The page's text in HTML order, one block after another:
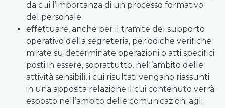
da cui l’importanza di un processo formativo
del personale.
effettuare, anche per il tramite del supporto
operativo della segreteria, periodiche verifiche
mirate su determinate operazioni o atti specifici
posti in essere, soprattutto, nell’ambito delle
attività sensibili, i cui risultati vengano riassunti
in una apposita relazione il cui contenuto verrà
esposto nell’ambito delle comunicazioni agli